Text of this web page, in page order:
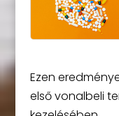
Ezen
első vonalbeli